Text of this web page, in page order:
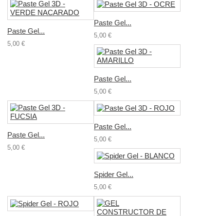
Paste Gel...
5,00 €
Paste Gel...
5,00 €
Paste Gel...
5,00 €
Paste Gel...
5,00 €
Paste Gel...
5,00 €
Spider Gel...
5,00 €